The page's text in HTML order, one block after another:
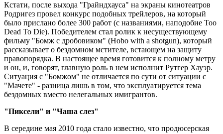
Кстати, после выхода "Грайндхауса" на экраны кинотеатров
Родригез провел конкурс подобных трейлеров, на который
было прислано более 300 работ (с названиями, наподобие Too
Dead To Die). Победителем стал ролик к несуществующему
фильму "Бомж с дробовиком" (Hobo with a shotgun), который
рассказывает о бездомном мстителе, встающем на защиту
правопорядка. В настоящее время готовится к полному метру
и он, и, говорят, главную роль в нем исполнит Рутгер Хауэр.
Ситуация с "Бомжом" не отличается по сути от ситуации с
"Мачете" - разница лишь в том, что эксплуатируется тема
бездомных вместо нелегальных имигрантов.
"Пиксели" и "Чаша слез"
В середине мая 2010 года стало известно, что продюсерская